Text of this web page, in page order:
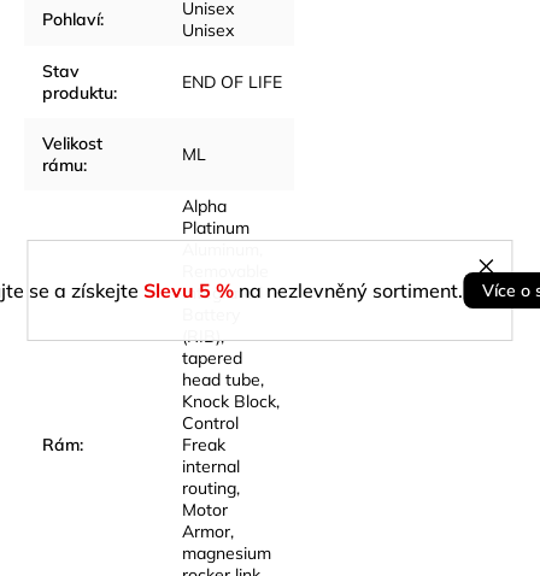
se a získejte Slevu 5 % na nezlevněný sortiment. Více o
Pohlaví:
Unisex
Unisex
Stav
produktu: END OF LIFE
Velikost
rámu: ML
Rám:
Alpha
Platinum
Integrated
(RIB),
tapered
head tube,
Knock Block,
Control
Freak
internal
routing,
Motor
Armor,
magnesium